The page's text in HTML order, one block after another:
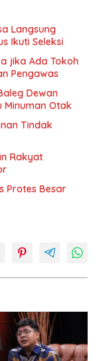
Langsung
Ikuti Seleksi
jika Ada Tokoh
Pengawas
Dewan
Minuman Otak
Tindak
Rakyat
Protes Besar